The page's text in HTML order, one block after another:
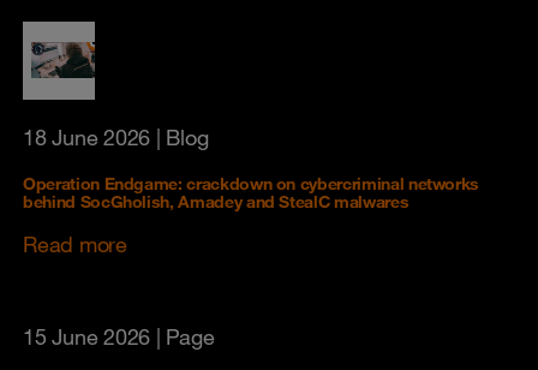
18 June 2026 | Blog
Operation Endgame: crackdown on cybercriminal networks
behind SocGholish, Amadey and StealC malwares
Read more
15 June 2026 | Page